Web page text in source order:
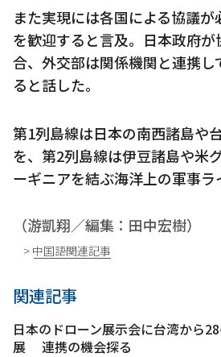
また実現には各国による協議
を歓迎すると言及。日本政府
合、外交部は関係機関と連携
ると話した。
第1列島線は日本の南西諸島や
を、第2列島線は伊豆諸島や米
ーギニアを結ぶ海洋上の軍事ラ
（游凱翔／編集：田中宏樹）
> 中国語関連記事
関連記事
日本のドローン展示会に台湾から
展 連携の機会探る